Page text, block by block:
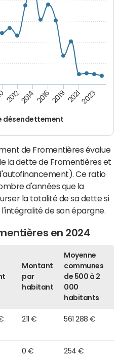
désendettement
20122014 20162019 20212023
de Fromentières évalue
la dette de Fromentières et
Ce ratio
d'années que la
la totalité de sa dette si
de son épargne.
en 2024
Montant
par
habitant
Moyenne
communes
de 500 à 2
000
habitants
211 € 561 288 €
0 € 254 €